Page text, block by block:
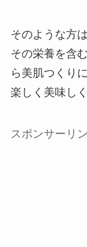
そのような方
その栄養を含
ら美肌つくり
楽しく美味し
スポンサーリ